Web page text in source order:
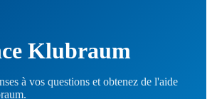
Klubraum
à vos questions et obtenez de l'aide